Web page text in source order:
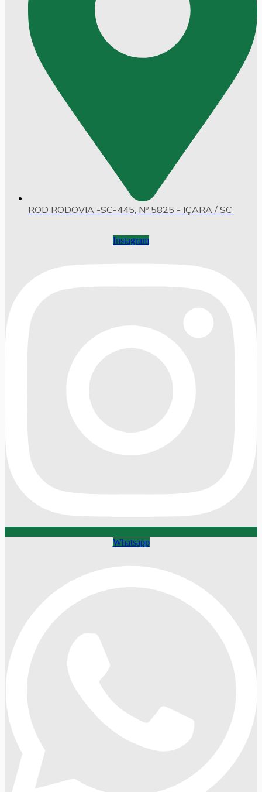
ROD RODOVIA -SC-445, Nº 5825 - IÇARA / SC
Instagram
Whatsapp